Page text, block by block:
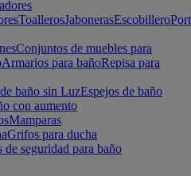
ToallerosJabonerasEscobillero
Conjuntos de muebles para
Armarios para bañoRepisa para
baño sin LuzEspejos de baño
con aumento
Mamparas
Grifos para ducha
de seguridad para baño